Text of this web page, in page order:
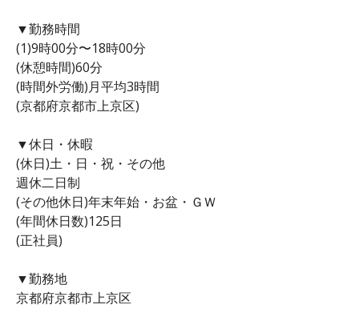
▼勤務時間
(1)9時00分〜18時00分
(休憩時間)60分
(時間外労働)月平均3時間
(京都府京都市上京区)
▼休日・休暇
(休日)土・日・祝・その他
週休二日制
(その他休日)年末年始・お盆・ＧＷ
(年間休日数)125日
(正社員)
▼勤務地
京都府京都市上京区